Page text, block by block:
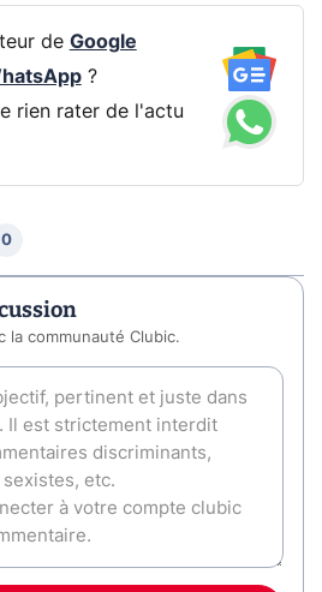
de Google
?
rien rater de l'actu
0
la communauté Clubic.